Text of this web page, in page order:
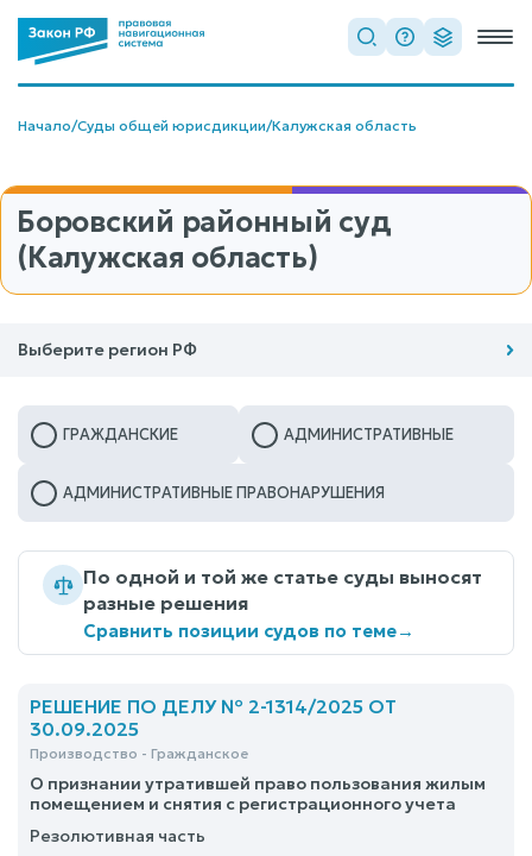
Начало/Суды общей юрисдикции/Калужская область
Боровский районный суд
(Калужская область)
Выберите регион РФ
ГРАЖДАНСКИЕ АДМИНИСТРАТИВНЫЕ
АДМИНИСТРАТИВНЫЕ ПРАВОНАРУШЕНИЯ
По одной и той же статье суды выносят
разные решения
Сравнить позиции судов по теме→
РЕШЕНИЕ ПО ДЕЛУ № 2-1314/2025 ОТ
30.09.2025
Производство - Гражданское
О признании утратившей право пользования жилым
помещением и снятия с регистрационного учета
Резолютивная часть